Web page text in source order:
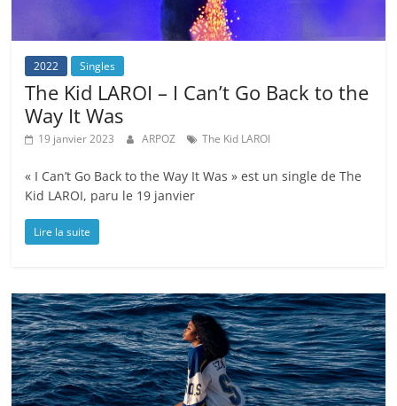
2022 Singles
The Kid LAROI – I Can’t Go Back to the
Way It Was
19 janvier 2023 ARPOZ The Kid LAROI
« I Can’t Go Back to the Way It Was » est un single de The
Kid LAROI, paru le 19 janvier
Lire la suite